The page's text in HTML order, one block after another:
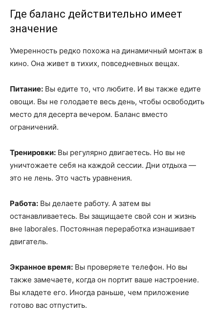
Где баланс действительно имеет
значение
Умеренность редко похожа на динамичный монтаж в
кино. Она живет в тихих, повседневных вещах.
Питание: Вы едите то, что любите. И вы также едите
овощи. Вы не голодаете весь день, чтобы освободить
место для десерта вечером. Баланс вместо
ограничений.
Тренировки: Вы регулярно двигаетесь. Но вы не
уничтожаете себя на каждой сессии. Дни отдыха —
это не лень. Это часть уравнения.
Работа: Вы делаете работу. А затем вы
останавливаетесь. Вы защищаете свой сон и жизнь
вне laborales. Постоянная переработка изнашивает
двигатель.
Экранное время: Вы проверяете телефон. Но вы
также замечаете, когда он портит ваше настроение.
Вы кладете его. Иногда раньше, чем приложение
готово вас отпустить.